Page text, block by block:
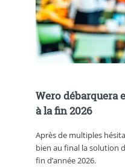
Wero débarquera
à la fin 2026
Après de multiples
bien au final la solution
fin d’année 2026.